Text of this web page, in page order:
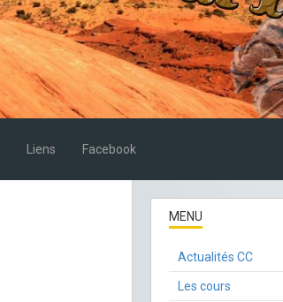
Liens Facebook
MENU
Actualités CC
Les cours